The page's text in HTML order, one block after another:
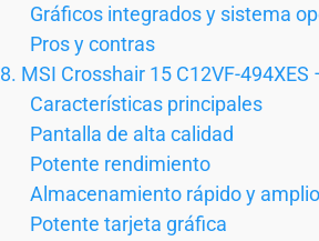
Gráficos integrados y sistema
Pros y contras
8. MSI Crosshair 15 C12VF-
Características principales
Pantalla de alta calidad
Potente rendimiento
Almacenamiento rápido y amplio
Potente tarjeta gráfica